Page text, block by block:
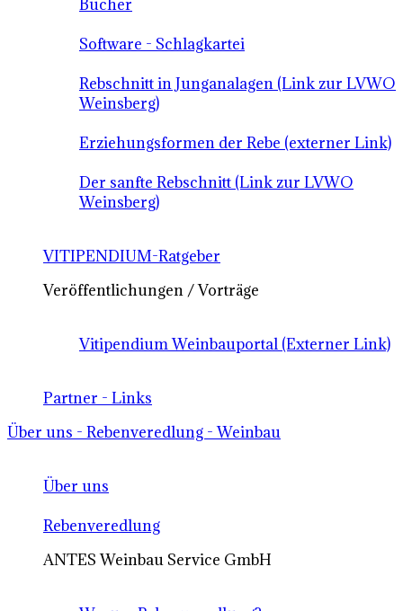
Bücher
Software - Schlagkartei
Rebschnitt in Junganalagen (Link zur LVWO
Weinsberg)
Erziehungsformen der Rebe (externer Link)
Der sanfte Rebschnitt (Link zur LVWO
Weinsberg)
VITIPENDIUM-Ratgeber
Veröffentlichungen / Vorträge
Vitipendium Weinbauportal (Externer Link)
Partner - Links
Über uns - Rebenveredlung - Weinbau
Über uns
Rebenveredlung
ANTES Weinbau Service GmbH